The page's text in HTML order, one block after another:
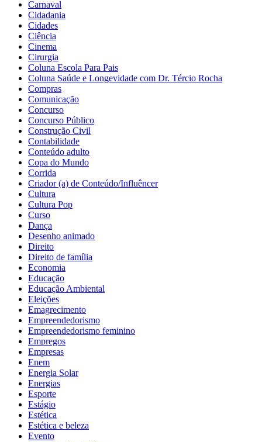
Carnaval
Cidadania
Cidades
Ciência
Cinema
Cirurgia
Coluna Escola Para Pais
Coluna Saúde e Longevidade com Dr. Tércio Rocha
Compras
Comunicação
Concurso
Concurso Público
Construção Civil
Contabilidade
Conteúdo adulto
Copa do Mundo
Corrida
Criador (a) de Conteúdo/Influêncer
Cultura
Cultura Pop
Curso
Dança
Desenho animado
Direito
Direito de família
Economia
Educação
Educação Ambiental
Eleições
Emagrecimento
Empreendedorismo
Empreendedorismo feminino
Empregos
Empresas
Enem
Energia Solar
Energias
Esporte
Estágio
Estética
Estética e beleza
Evento